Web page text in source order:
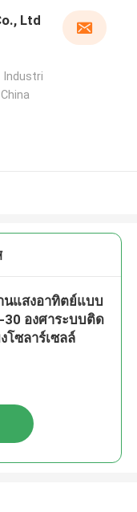
Ltd
Industri
นแสงอาทิตย์แบบ
30 องศาระบบติด
โซลาร์เซลล์